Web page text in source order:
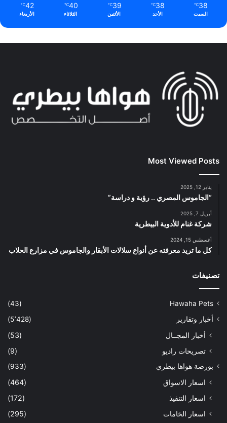
38
℃
السبت
38
℃
الأحد
39
℃
الأثنين
40
℃
الثلاثاء
42
℃
الأربعاء
Most Viewed Posts
يناير 12, 2025
“الجاموس المصري .. رؤية و دراسة”
أبريل 7, 2025
شركة غنام للأدوية البيطرية
أغسطس 15, 2024
كل ما تريد معرفته عن أنواع سلالات الأبقار والجاموس في مزارع الحلاب
تصنيفات
Hawaha Pets
(43)
أخبار وتقارير
(5٬428)
أخبار المجــال
(53)
تصريحات راديو
(9)
بورصة هواها بيطري (933)
اسعار الاسواق
(464)
اسعار التنفيذ
(172)
اسعار الخامات
(295)